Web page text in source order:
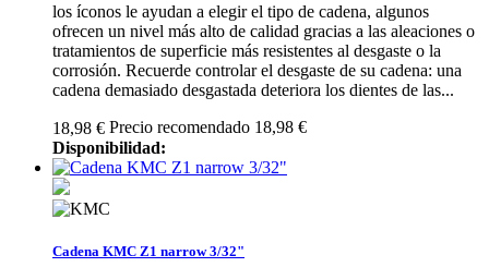
los íconos le ayudan a elegir el tipo de cadena, algunos
ofrecen un nivel más alto de calidad gracias a las aleaciones o
tratamientos de superficie más resistentes al desgaste o la
corrosión. Recuerde controlar el desgaste de su cadena: una
cadena demasiado desgastada deteriora los dientes de las...
18,98 € Precio recomendado 18,98 €
Disponibilidad:
Cadena KMC Z1 narrow 3/32"